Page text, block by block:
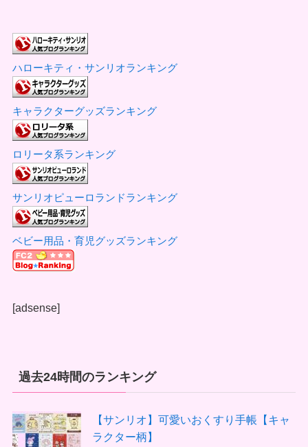
ハローキティ・サンリオランキング
キャラクターグッズランキング
ロリータ系ランキング
サンリオピューロランドランキング
ベビー用品・育児グッズランキング
[adsense]
過去24時間のランキング
【サンリオ】可愛いおくすり手帳【キャ
ラクター柄】